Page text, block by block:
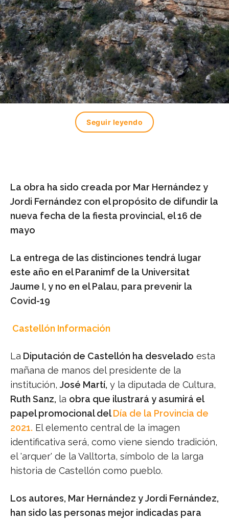
Seguir leyendo
La obra ha sido creada por Mar Hernández y
Jordi Fernández con el propósito de difundir la
nueva fecha de la fiesta provincial, el 16 de
mayo
La entrega de las distinciones tendrá lugar
este año en el Paranimf de la Universitat
Jaume I, y no en el Palau, para prevenir la
Covid-19
Castellón Información
La Diputación de Castellón ha desvelado esta
mañana de manos del presidente de la
institución, José Martí, y la diputada de Cultura,
Ruth Sanz, la obra que ilustrará y asumirá el
papel promocional delDía de la Provincia de
2021. El elemento central de la imagen
identificativa será, como viene siendo tradición,
el 'arquer' de la Valltorta, símbolo de la larga
historia de Castellón como pueblo.
Los autores, Mar Hernández y Jordi Fernández,
han sido las personas mejor indicadas para